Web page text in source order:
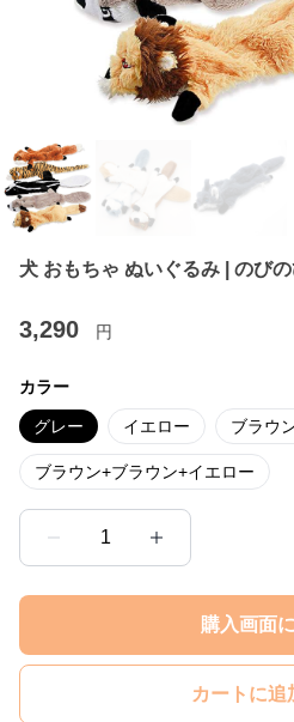
犬 おもちゃ ぬいぐるみ | のび
3,290 円
カラー
グレー イエロー ブラウ
ブラウン+ブラウン+イエロー
1
購入画面
カートに追